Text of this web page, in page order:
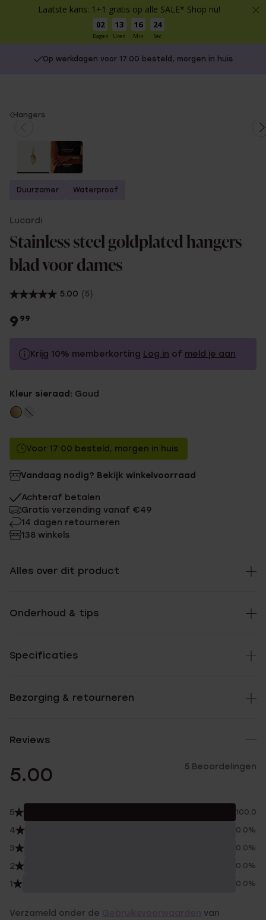
Laatste kans: 1+1 gratis op alle SALE* Shop nu!
02
Dagen
13
Uren
16
Min
23
Sec
Op werkdagen voor 17:00 besteld, morgen in huis
You
Hangers
Duurzamer Waterproof
Lucardi
Stainless steel goldplated hangers
blad voor dames
5.00 (5)
9 99
Krijg 10% memberkorting Log in of meld je aan
Zonder memberkorting
Kleur sieraad: Goud
Voor 17:00 besteld, morgen in huis
Vandaag nodig? Bekijk winkelvoorraad
Achteraf betalen
Gratis verzending vanaf €49
14 dagen retourneren
138 winkels
Alles over dit product
Onderhoud & tips
Specificaties
Bezorging & retourneren
Reviews
5.00 5 Beoordelingen
5 100.0%
4 0.0%
3 0.0%
2 0.0%
1 0.0%
Verzameld onder de
van